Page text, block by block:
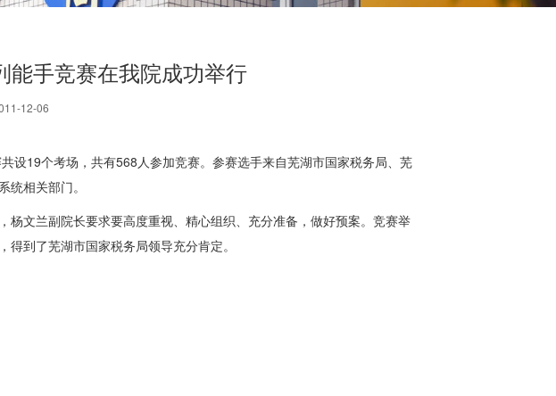
能手竞赛在我院成功举行
12-06
19个考场，共有568人参加竞赛。参赛选手来自芜湖市国家税务局、芜
相关部门。
文兰副院长要求要高度重视、精心组织、充分准备，做好预案。竞赛举
到了芜湖市国家税务局领导充分肯定。